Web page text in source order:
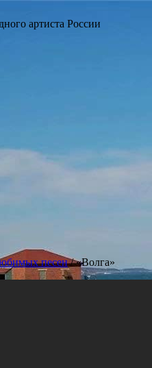
артиста России
песен/«Волга»